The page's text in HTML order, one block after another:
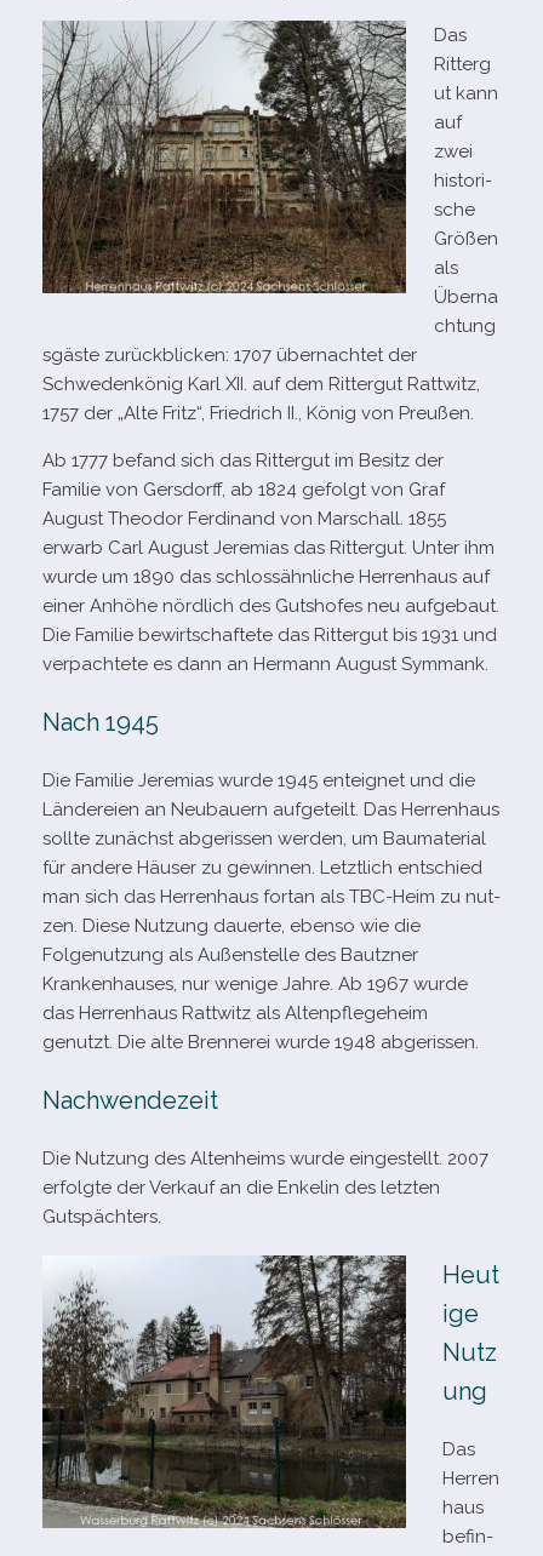
Das
Ritterg
ut kann
auf
zwei
his­to­ri­
sche
Größen
als
Überna
chtung
sgäste zurück­bli­cken: 1707 über­nach­tet der
Schwedenkönig Karl XII. auf dem Rittergut Rattwitz,
1757 der „Alte Fritz“, Friedrich II., König von Preußen.
Ab 1777 befand sich das Rittergut im Besitz der
Familie von Gersdorff, ab 1824 gefolgt von Graf
August Theodor Ferdinand von Marschall. 1855
erwarb Carl August Jeremias das Rittergut. Unter ihm
wurde um 1890 das schloss­ähn­li­che Herrenhaus auf
einer Anhöhe nörd­lich des Gutshofes neu auf­ge­baut.
Die Familie bewirt­schaf­tete das Rittergut bis 1931 und
ver­pach­tete es dann an Hermann August Symmank.
Nach 1945
Die Familie Jeremias wurde 1945 ent­eig­net und die
Ländereien an Neubauern auf­ge­teilt. Das Herrenhaus
sollte zunächst abge­ris­sen wer­den, um Baumaterial
für andere Häuser zu gewin­nen. Letztlich ent­schied
man sich das Herrenhaus fortan als TBC-​Heim zu nut­
zen. Diese Nutzung dau­erte, ebenso wie die
Folgenutzung als Außenstelle des Bautzner
Krankenhauses, nur wenige Jahre. Ab 1967 wurde
das Herrenhaus Rattwitz als Altenpflegeheim
genutzt. Die alte Brennerei wurde 1948 abgerissen.
Nachwendezeit
Die Nutzung des Altenheims wurde ein­ge­stellt. 2007
erfolgte der Verkauf an die Enkelin des letz­ten
Gutspächters.
Heut
ige
Nutz
ung
Das
Herren
haus
befin­